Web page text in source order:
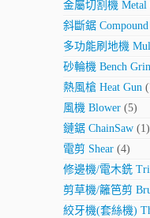
金屬切割機 Metal
斜斷鋸
多功能刷地機
砂輪機 Bench
熱風槍 Heat Gun
風機 Blower (5)
鏈鋸 ChainSaw (1)
電剪 Shear (4)
修邊機/電木銑
剪草機/籬笆剪
絞牙機(套絲機)